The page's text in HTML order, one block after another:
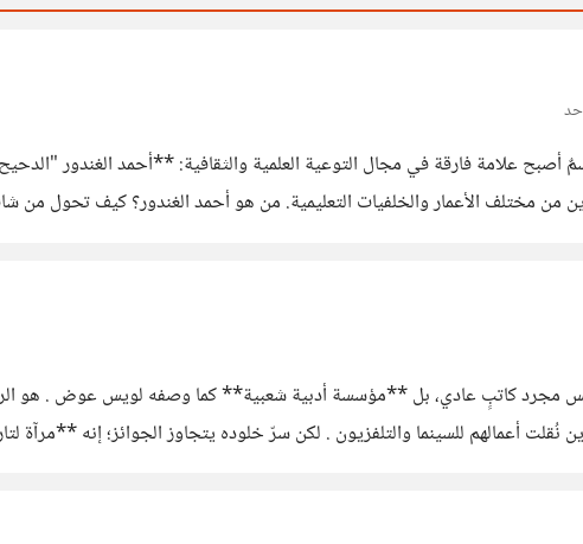
أصبح علامة فارقة في مجال التوعية العلمية والثقافية: **أحمد الغندور
مختلف الأعمار والخلفيات التعليمية. من هو أحمد الغندور؟ كيف تحول
محفوظ السر نجيب محفوظ (1911–2006) ليس مجرد كاتبٍ عادي، بل **مؤسسة أدبية شعبية** كما وصفه
، وأكثر العرب الذين نُقلت أعمالهم للسينما والتلفزيون . لكن سرّ خلوده يتجاوز